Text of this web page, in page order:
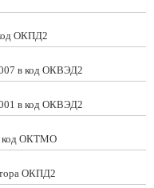
ОКПД2
в код ОКВЭД2
в код ОКВЭД2
код ОКТМО
ОКПД2